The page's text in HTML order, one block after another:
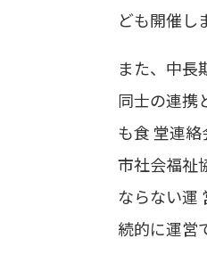
ども開催し
また、中長
同士の連携
も食 堂連
市社会福祉
ならない運
続的に運営